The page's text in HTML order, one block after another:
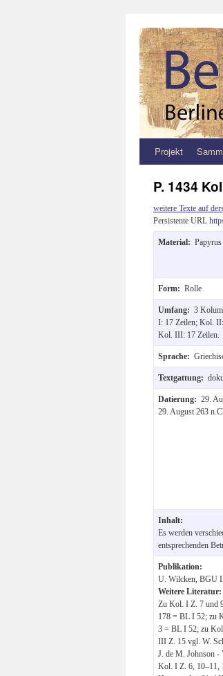
Zum
springen
Projekt
P. 1434
weitere Texte auf
Persistente URL
Material: Papyrus
Form: Rolle
Umfang: 3
I: 17 Zeilen; Kol.
Kol. III: 17 Zeilen.
Sprache:
Textgattung:
Datierung: 29.
29. August 263
Inhalt:
Es werden
entsprechenden
Publikation:
U. Wilcken, BGU
Weitere Literatur:
Zu Kol. I Z. 7 und
178 = BL I 52; zu
3 = BL I 52; zu
III Z. 15 vgl. W.
J. de M. Johnson
Kol. I Z. 6, 10–11,